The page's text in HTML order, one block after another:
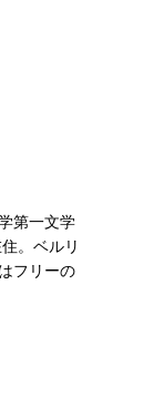
第一文学
。ベルリ
フリーの